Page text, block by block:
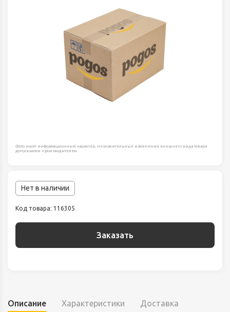
Фото носят информационный характер, незначительные изменения внешнего вида товара
допускаются производителем.
Нет в наличии
Код товара: 116305
Заказать
Описание Характеристики Доставка